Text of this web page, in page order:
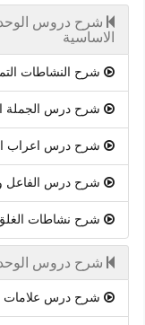
شرح دروس الوحدة
الاساسية
شرح النشاطات
شرح درس الجملة
شرح درس اعراب
شرح درس الفاعل
شرح نشاطات الغلق
شرح دروس الوحدة
شرح درس علامات